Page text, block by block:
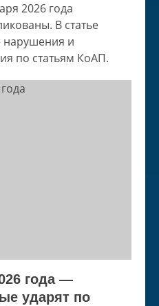
2026 года
В статье
нарушения и
по статьям КоАП.
года —
ударят по